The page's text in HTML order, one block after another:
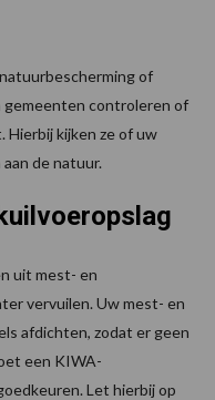
of
gemeenten controleren of
Hierbij kijken ze of uw
de natuur.
uit mest- en
vervuilen. Uw mest- en
afdichten, zodat er geen
een KIWA-
Let hierbij op